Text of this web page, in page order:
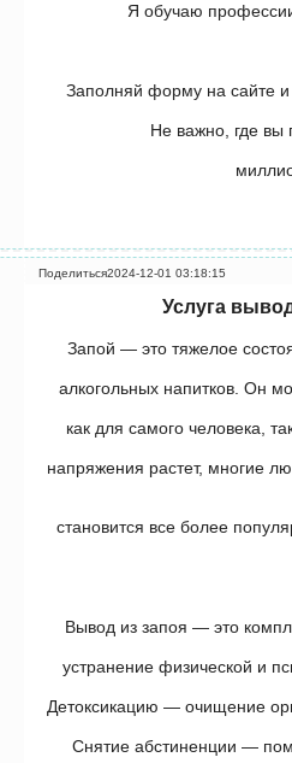
Я обучаю
Заполняй форму на сайте
Не важно, где вы
Поделиться2024-12-01 03:18:15
Услуга
Запой — это тяжелое
алкогольных напитков. Он
как для самого человека,
напряжения растет, многие
становится все более
Вывод из запоя — это
устранение физической и
Детоксикацию — очищение
Снятие абстиненции —